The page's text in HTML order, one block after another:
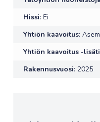
Hissi: Ei
Yhtiön kaavoitus:
Yhtiön kaavoitus -
Rakennusvuosi: 2025